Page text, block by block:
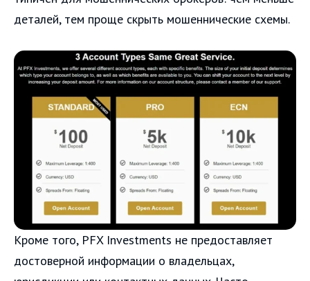
деталей, тем проще скрыть мошеннические схемы.
Кроме того, PFX Investments не предоставляет
достоверной информации о владельцах,